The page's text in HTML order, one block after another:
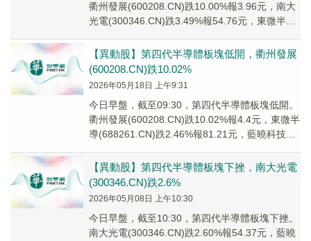
衢州發展(600208.CN)跌10.00%報3.96元，南大
光電(300346.CN)跌3.49%報54.76元，東微半導
【異動股】第四代半導體板塊低開，衢州發展
(600208.CN)跌10.02%
2026年05月18日 上午9:31
今日早盤，截至09:30，第四代半導體板塊低開。
衢州發展(600208.CN)跌10.02%報4.4元，東微半
導(688261.CN)跌2.46%報81.21元，藍曉科技
【異動股】第四代半導體板塊下挫，南大光電
(300346.CN)跌2.6%
2026年05月08日 上午10:30
今日早盤，截至10:30，第四代半導體板塊下挫。
南大光電(300346.CN)跌2.60%報54.37元，藍曉